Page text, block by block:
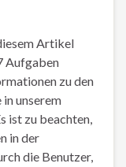
Artikel
Aufgaben
zu den
unserem
ist zu beachten,
in der
die Benutzer,